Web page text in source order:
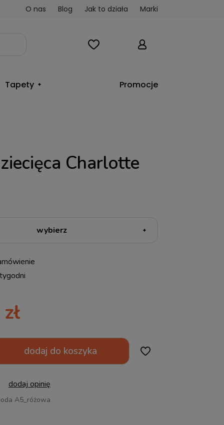
O nas Blog Jak to działa Marki
Tapety Promocje
Charlotte
dodaj do koszyka
A5_różowa
dodaj opinię